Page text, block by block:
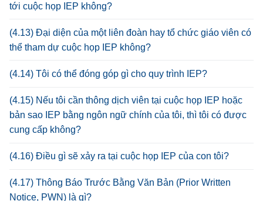
tới cuộc họp IEP không?
(4.13) Đại diện của một liên đoàn hay tổ chức giáo viên có
thể tham dự cuộc họp IEP không?
(4.14) Tôi có thể đóng góp gì cho quy trình IEP?
(4.15) Nếu tôi cần thông dịch viên tại cuộc họp IEP hoặc
bản sao IEP bằng ngôn ngữ chính của tôi, thì tôi có được
cung cấp không?
(4.16) Điều gì sẽ xảy ra tại cuộc họp IEP của con tôi?
(4.17) Thông Báo Trước Bằng Văn Bản (Prior Written
Notice, PWN) là gì?